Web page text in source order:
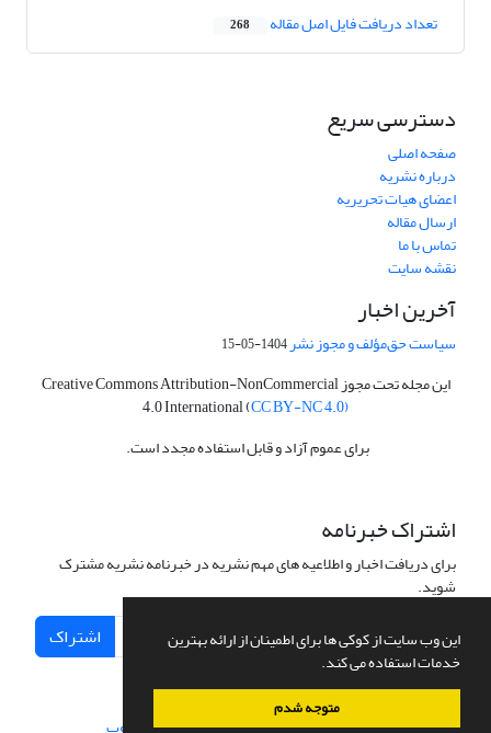
این وب سایت از کوکی ها برای اطمینان از ارائه بهترین
خدمات استفاده می کند.
متوجه شدم
تعداد دریافت فایل اصل مقاله 268
دسترسی سریع
صفحه اصلی
درباره نشریه
اعضای هیات تحریریه
ارسال مقاله
تماس با ما
نقشه سایت
آخرین اخبار
سیاست حق‌مؤلف و مجوز نشر1404-05-15
این مجله تحت مجوز Creative Commons Attribution-NonCommercial
4.0 International (CC BY-NC 4.0)
برای عموم آزاد و قابل استفاده مجدد است.
اشتراک خبرنامه
برای دریافت اخبار و اطلاعیه های مهم نشریه در خبرنامه نشریه مشترک
شوید.
اشتراک